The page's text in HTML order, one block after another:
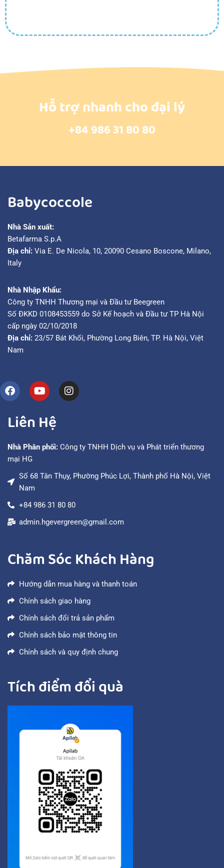
Hỗ trợ nhanh cho đại lý
+84 986 31 80 80
Babycoccole
Nhà Sản xuất:
Betafarma S.p.A
Địa chỉ: Via E. De Nicola, 10, 20090 Cesano Boscone, Milano,
Italy
Nhà Nhập Khẩu:
Công ty TNHH Thương mại và Đầu tư Beegreen
Số ĐKKD 0108453559 do Sở Kế hoạch và Đầu tư TP Hà Nội
cấp ngày 02/10/2018
Địa chỉ: 23/57 Bát Khối, Phường Long Biên, TP. Hà Nội, Việt
Nam
Liên Hệ
Nhà Phân phối: Công ty TNHH Dịch vụ và Phát triển thương
mại HG
Số 68 Tân Thụy, Phường Phúc Lợi, Thành phố Hà Nội, Việt
Nam
+84 986 31 80 80
admin.hgevergreen@gmail.com
Chăm Sóc Khách Hàng
Hướng dẫn mua hàng và thanh toán
Chính sách giao hàng
Chính sách đổi trả sản phẩm
Chính sách bảo mật thông tin
Chính sách và quy định chung
Tích điểm đổi quà